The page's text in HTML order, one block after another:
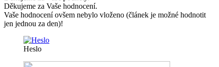
Děkujeme za Vaše hodnocení.
Vaše hodnocení ovšem nebylo vloženo (článek je možné hodnotit
jen jednou za den)!
Heslo